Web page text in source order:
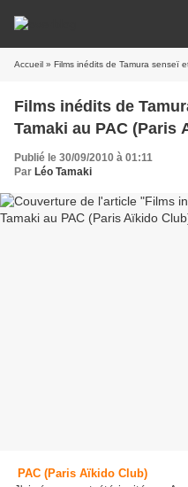
Accueil » Films inédits de Tamura senseï
Films inédits de
Tamaki au PAC (Paris
Publié le 30/09/2010 à 01:11
Par Léo Tamaki
PAC (Paris Aïkido Club)